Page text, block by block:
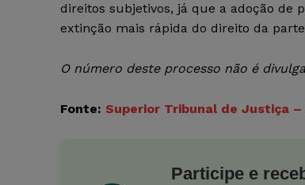
direitos subjetivos, já que a adoção de
extinção mais rápida do direito da
O número deste processo não é
Fonte: Superior Tribunal de Justiça –
Participe e